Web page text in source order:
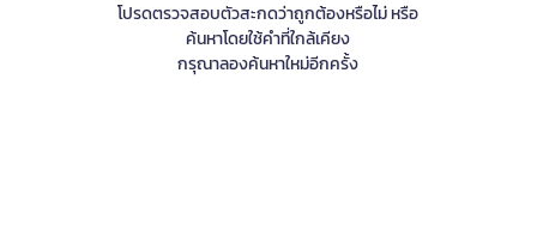
โปรดตรวจสอบตัวสะกดว่าถูกต้องหรือไม่ หรือ
ค้นหาโดยใช้คำที่ใกล้เคียง
กรุณาลองค้นหาใหม่อีกครั้ง